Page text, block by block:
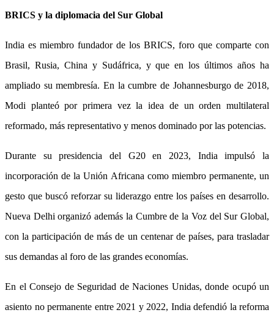
BRICS y la diplomacia del Sur Global
India es miembro fundador de los BRICS, foro que comparte con
Brasil, Rusia, China y Sudáfrica, y que en los últimos años ha
ampliado su membresía. En la cumbre de Johannesburgo de 2018,
Modi planteó por primera vez la idea de un orden multilateral
reformado, más representativo y menos dominado por las potencias.
Durante su presidencia del G20 en 2023, India impulsó la
incorporación de la Unión Africana como miembro permanente, un
gesto que buscó reforzar su liderazgo entre los países en desarrollo.
Nueva Delhi organizó además la Cumbre de la Voz del Sur Global,
con la participación de más de un centenar de países, para trasladar
sus demandas al foro de las grandes economías.
En el Consejo de Seguridad de Naciones Unidas, donde ocupó un
asiento no permanente entre 2021 y 2022, India defendió la reforma